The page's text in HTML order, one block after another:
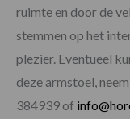
ruimte en door de
stemmen op het
plezier. Eventueel
deze armstoel,
384939 of